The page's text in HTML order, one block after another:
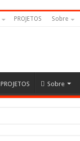
PROJETOS Sobre
PROJETOS Sobre